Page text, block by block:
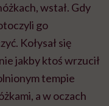
wstał. Gdy
go
Kołysał się
jakby ktoś wrzucił
tempie
a w oczach